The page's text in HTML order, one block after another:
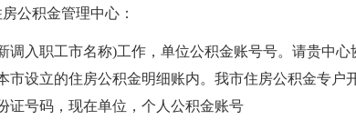
公积金管理中心：
调入职工市名称)工作，单位公积金账号号。请贵中
市设立的住房公积金明细账内。我市住房公积金专户
证号码，现在单位，个人公积金账号